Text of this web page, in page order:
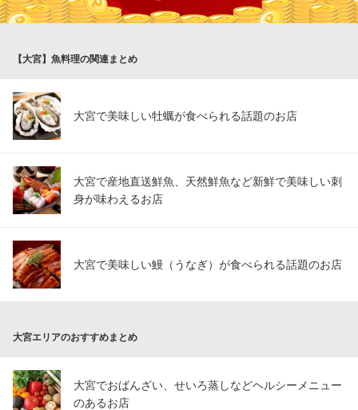
【大宮】魚料理の関連まとめ
大宮で美味しい牡蠣が食べられる話題のお店
大宮で産地直送鮮魚、天然鮮魚など新鮮で美味しい刺
身が味わえるお店
大宮で美味しい鰻（うなぎ）が食べられる話題のお店
大宮エリアのおすすめまとめ
大宮でおばんざい、せいろ蒸しなどヘルシーメニュー
のあるお店